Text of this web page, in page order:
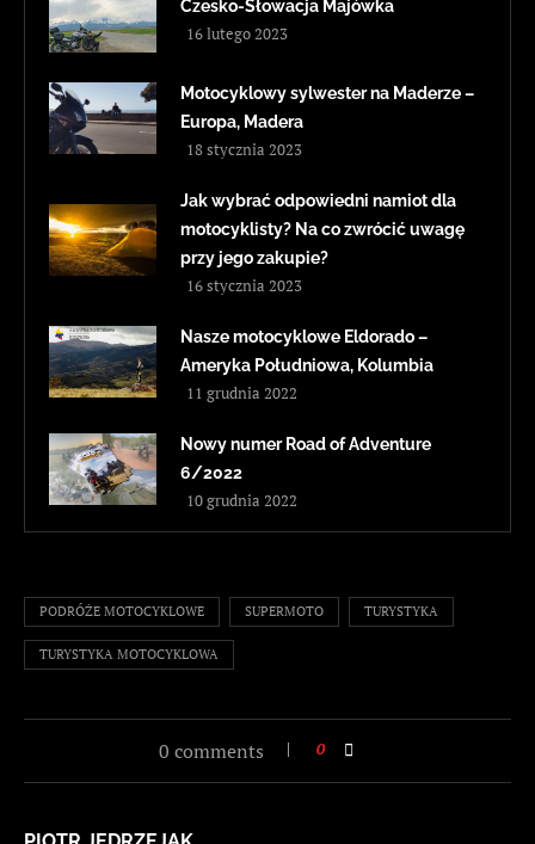
Czesko-Słowacja Majówka
16 lutego 2023
Motocyklowy sylwester na Maderze –
Europa, Madera
18 stycznia 2023
Jak wybrać odpowiedni namiot dla
motocyklisty? Na co zwrócić uwagę
przy jego zakupie?
16 stycznia 2023
Nasze motocyklowe Eldorado –
Ameryka Południowa, Kolumbia
11 grudnia 2022
Nowy numer Road of Adventure
6/2022
10 grudnia 2022
PODRÓŻE MOTOCYKLOWE SUPERMOTO TURYSTYKA
TURYSTYKA MOTOCYKLOWA
0 comments 0